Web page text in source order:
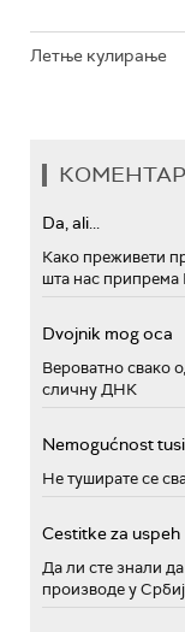
Летње кулирање
Da, ali...
Како преживети
шта нас припрема
Dvojnik mog oca
Вероватно свако
сличну ДНК
Nemogućnost
Не туширате се
Cestitke za uspeh
Да ли сте знали
производе у